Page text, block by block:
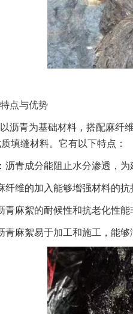
点与优势
沥青为基础材料，搭配麻纤
填缝材料。它有以下特点：
沥青成分能阻止水分渗透，为
纤维的加入能够增强材料的抗
青麻絮的耐候性和抗老化性
青麻絮易于加工和施工，能够